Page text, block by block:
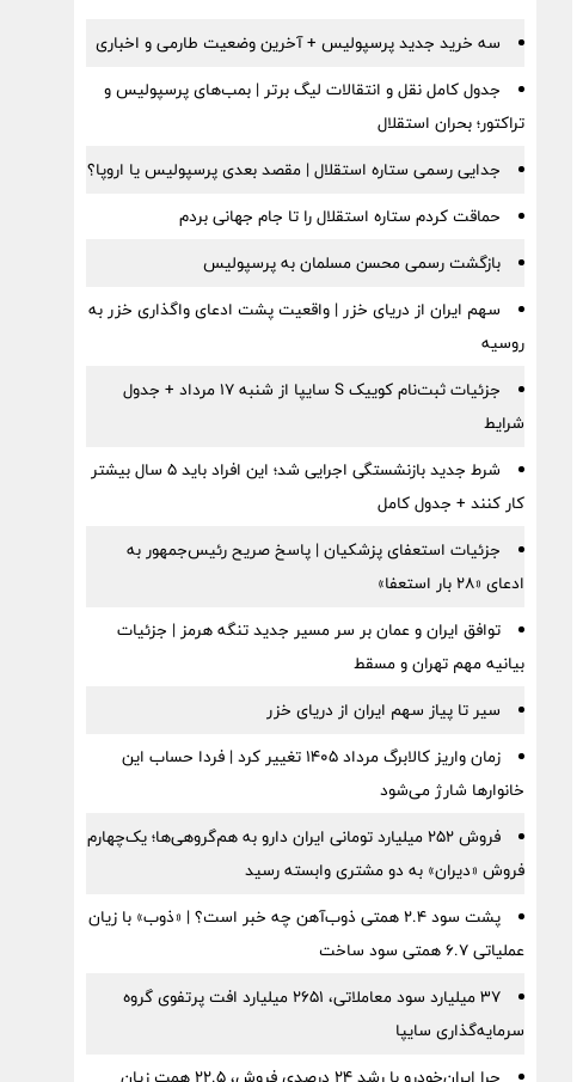
سه خرید جدید پرسپولیس + آخرین وضعیت طارمی و اخباری
جدول کامل نقل و انتقالات لیگ برتر | بمب‌های پرسپولیس و
تراکتور؛ بحران استقلال
جدایی رسمی ستاره استقلال | مقصد بعدی پرسپولیس یا اروپا؟
حماقت کردم ستاره استقلال را تا جام جهانی بردم
بازگشت رسمی محسن مسلمان به پرسپولیس
سهم ایران از دریای خزر | واقعیت پشت ادعای واگذاری خزر به
روسیه
جزئیات ثبت‌نام کوییک S سایپا از شنبه ۱۷ مرداد + جدول
شرایط
شرط جدید بازنشستگی اجرایی شد؛ این افراد باید ۵ سال بیشتر
کار کنند + جدول کامل
جزئیات استعفای پزشکیان | پاسخ صریح رئیس‌جمهور به
ادعای «۲۸ بار استعفا»
توافق ایران و عمان بر سر مسیر جدید تنگه هرمز | جزئیات
بیانیه مهم تهران و مسقط
سیر تا پیاز سهم ایران از دریای خزر
زمان واریز کالابرگ مرداد ۱۴۰۵ تغییر کرد | فردا حساب این
خانوارها شارژ می‌شود
فروش ۲۵۲ میلیارد تومانی ایران دارو به هم‌گروهی‌ها؛ یک‌چهارم
فروش «دیران» به دو مشتری وابسته رسید
پشت سود ۲.۴ همتی ذوب‌آهن چه خبر است؟ | «ذوب» با زیان
عملیاتی ۶.۷ همتی سود ساخت
۳۷ میلیارد سود معاملاتی، ۲۶۵۱ میلیارد افت پرتفوی گروه
سرمایه‌گذاری سایپا